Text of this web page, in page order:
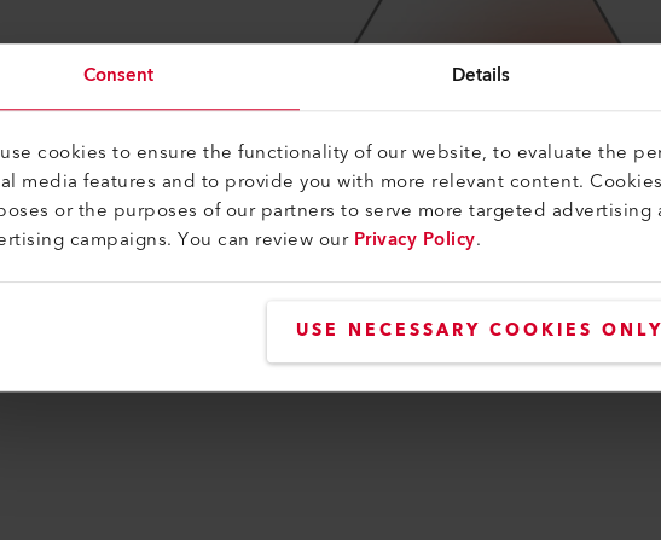
Consent Details
cookies to ensure the functionality of our website, to evaluate the
media features and to provide you with more relevant content.
or the purposes of our partners to serve more targeted
campaigns. You can review ourPrivacy Policy.
USE NECESSARY COOKIES ONLY